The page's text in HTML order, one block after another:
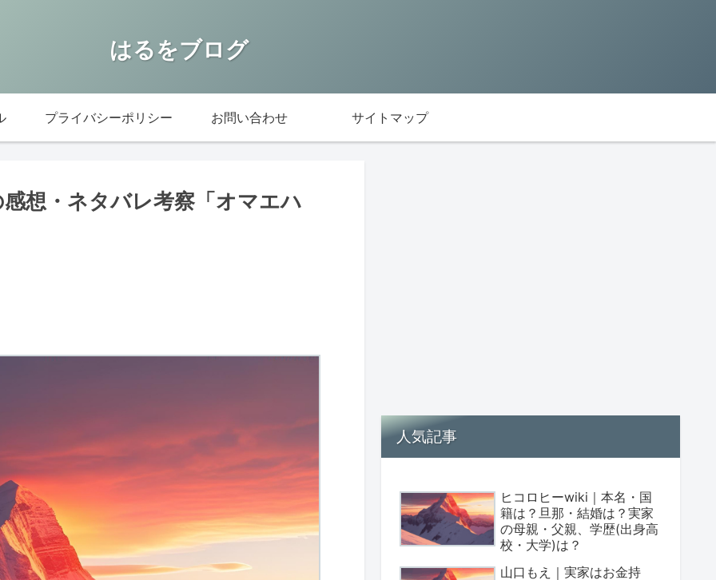
はるをブログ
プライバシーポリシー お問い合わせ サイトマップ
想・ネタバレ考察「オマエハ
人気記事
ヒコロヒーwiki｜本名・国
籍は？旦那・結婚は？実家
の母親・父親、学歴(出身高
校・大学)は？
山口もえ｜実家はお金持